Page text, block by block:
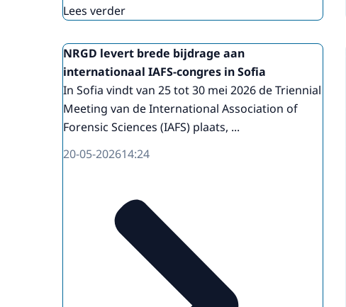
Lees verder
NRGD levert brede bijdrage aan
internationaal IAFS-congres in Sofia
In Sofia vindt van 25 tot 30 mei 2026 de Triennial
Meeting van de International Association of
Forensic Sciences (IAFS) plaats, ...
20-05-202614:24